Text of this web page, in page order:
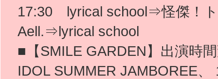
17:30 lyrical school⇒怪傑！
Aell.⇒lyrical school
■【SMILE GARDEN】出演
IDOL SUMMER JAMBOREE